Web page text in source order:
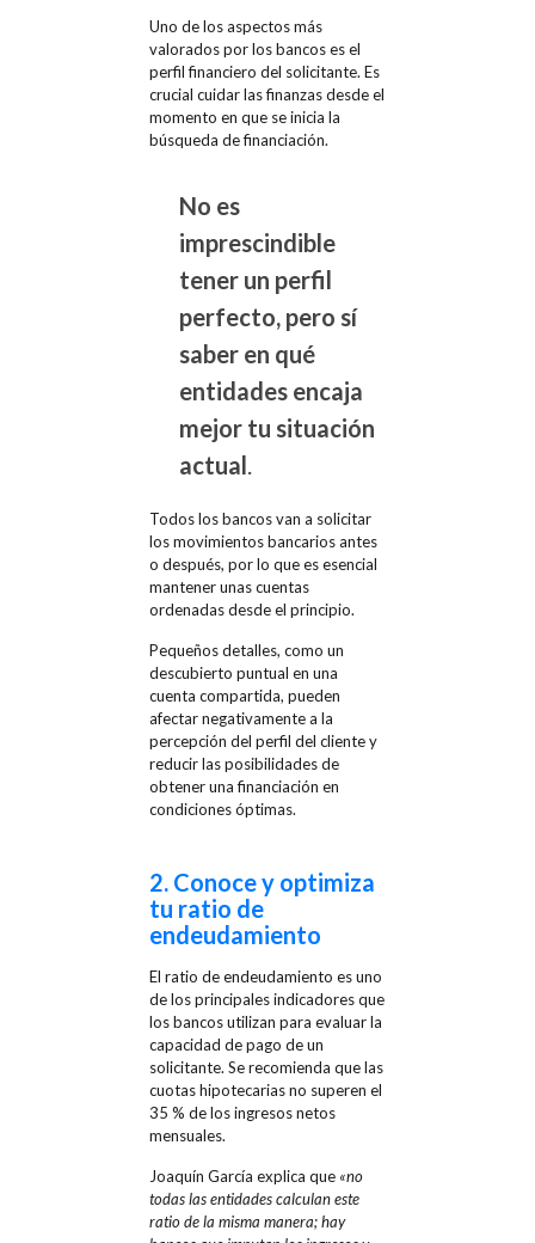
Uno de los aspectos más
valorados por los bancos es el
perfil financiero del solicitante. Es
crucial cuidar las finanzas desde el
momento en que se inicia la
búsqueda de financiación.
No es
imprescindible
tener un perfil
perfecto, pero sí
saber en qué
entidades encaja
mejor tu situación
actual
Todos los bancos van a solicitar
los movimientos bancarios antes
o después, por lo que es esencial
mantener unas cuentas
ordenadas desde el principio.
Pequeños detalles, como un
descubierto puntual en una
cuenta compartida, pueden
afectar negativamente a la
percepción del perfil del cliente y
reducir las posibilidades de
obtener una financiación en
condiciones óptimas.
2. Conoce y optimiza
tu ratio de
endeudamiento
El ratio de endeudamiento es uno
de los principales indicadores que
los bancos utilizan para evaluar la
capacidad de pago de un
solicitante. Se recomienda que las
cuotas hipotecarias no superen el
35 % de los ingresos netos
mensuales.
Joaquín García explica que «no
todas las entidades calculan este
ratio de la misma manera; hay